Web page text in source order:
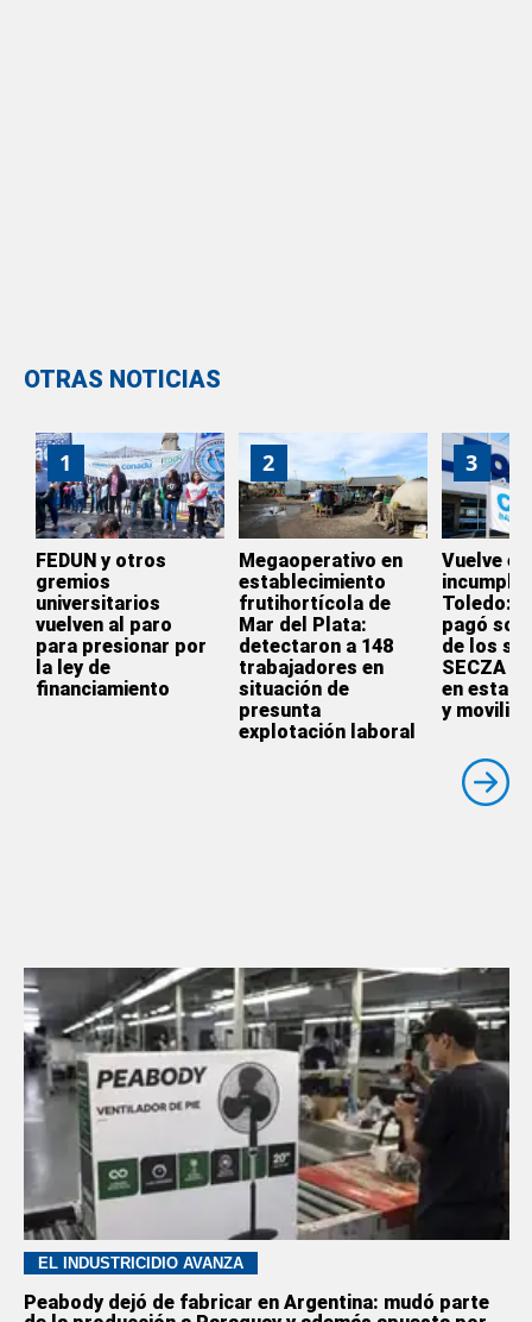
OTRAS NOTICIAS
1
FEDUN y otros
gremios
universitarios
vuelven al paro
para presionar por
la ley de
financiamiento
2
Megaoperativo en
establecimiento
frutihortícola de
Mar del Plata:
detectaron a 148
trabajadores en
situación de
presunta
explotación laboral
3
Vuelve el
Toledo:
pagó
de los
SECZA
en
y
EL INDUSTRICIDIO AVANZA
Peabody dejó de fabricar en Argentina: mudó parte